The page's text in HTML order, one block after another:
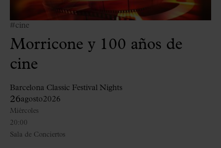
#cine
Morricone y 100 años de
cine
Barcelona Classic Festival Nights
26agosto2026
20:00
Miércoles
Sala de Conciertos